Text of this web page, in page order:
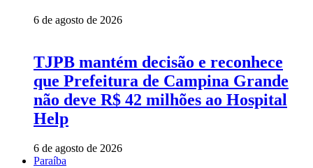
6 de agosto de 2026
TJPB mantém decisão e reconhece
que Prefeitura de Campina Grande
não deve R$ 42 milhões ao Hospital
Help
6 de agosto de 2026
Paraíba